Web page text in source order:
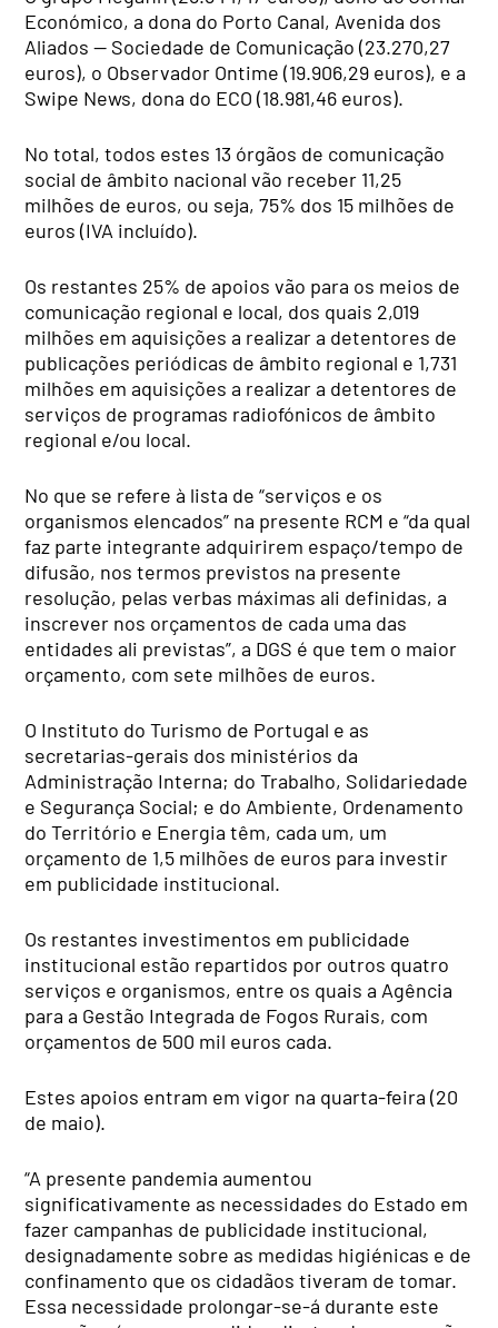
Económico, a dona do Porto Canal, Avenida dos
Aliados — Sociedade de Comunicação (23.270,27
euros), o Observador Ontime (19.906,29 euros), e a
Swipe News, dona do ECO (18.981,46 euros).
No total, todos estes 13 órgãos de comunicação
social de âmbito nacional vão receber 11,25
milhões de euros, ou seja, 75% dos 15 milhões de
euros (IVA incluído).
Os restantes 25% de apoios vão para os meios de
comunicação regional e local, dos quais 2,019
milhões em aquisições a realizar a detentores de
publicações periódicas de âmbito regional e 1,731
milhões em aquisições a realizar a detentores de
serviços de programas radiofónicos de âmbito
regional e/ou local.
No que se refere à lista de “serviços e os
organismos elencados” na presente RCM e “da qual
faz parte integrante adquirirem espaço/tempo de
difusão, nos termos previstos na presente
resolução, pelas verbas máximas ali definidas, a
inscrever nos orçamentos de cada uma das
entidades ali previstas”, a DGS é que tem o maior
orçamento, com sete milhões de euros.
O Instituto do Turismo de Portugal e as
secretarias-gerais dos ministérios da
Administração Interna; do Trabalho, Solidariedade
e Segurança Social; e do Ambiente, Ordenamento
do Território e Energia têm, cada um, um
orçamento de 1,5 milhões de euros para investir
em publicidade institucional.
Os restantes investimentos em publicidade
institucional estão repartidos por outros quatro
serviços e organismos, entre os quais a Agência
para a Gestão Integrada de Fogos Rurais, com
orçamentos de 500 mil euros cada.
Estes apoios entram em vigor na quarta-feira (20
de maio).
“A presente pandemia aumentou
significativamente as necessidades do Estado em
fazer campanhas de publicidade institucional,
designadamente sobre as medidas higiénicas e de
confinamento que os cidadãos tiveram de tomar.
Essa necessidade prolongar-se-á durante este